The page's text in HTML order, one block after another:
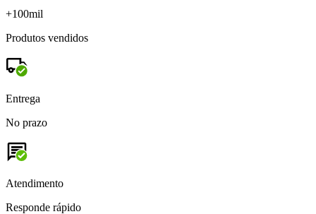
+100mil
Produtos vendidos
Entrega
No prazo
Atendimento
Responde rápido